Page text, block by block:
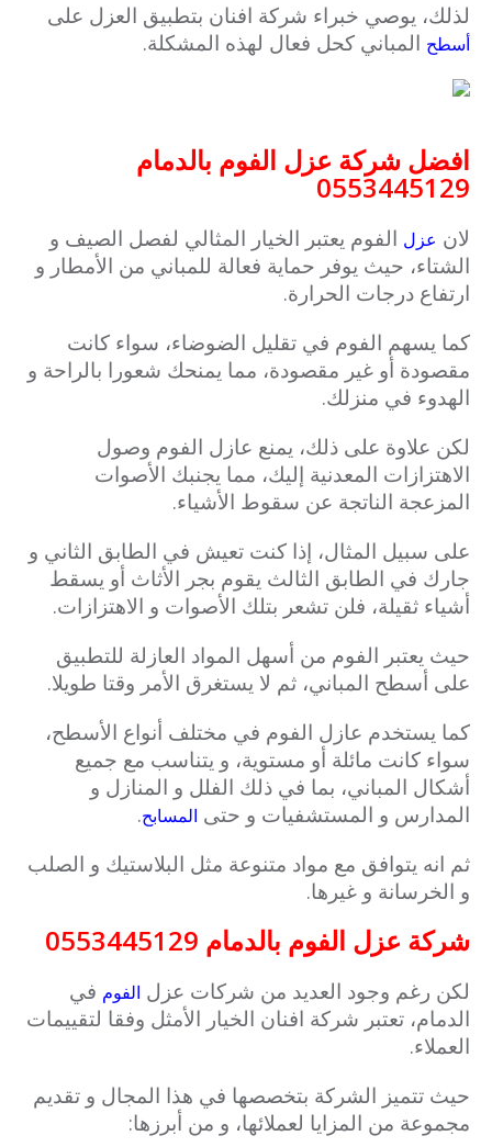
لذلك، يوصي خبراء شركة افنان بتطبيق العزل على
أسطح المباني كحل فعال لهذه المشكلة.
افضل شركة عزل الفوم بالدمام
0553445129
لان عزل الفوم يعتبر الخيار المثالي لفصل الصيف و
الشتاء، حيث يوفر حماية فعالة للمباني من الأمطار و
ارتفاع درجات الحرارة.
كما يسهم الفوم في تقليل الضوضاء، سواء كانت
مقصودة أو غير مقصودة، مما يمنحك شعورا بالراحة و
الهدوء في منزلك.
لكن علاوة على ذلك، يمنع عازل الفوم وصول
الاهتزازات المعدنية إليك، مما يجنبك الأصوات
المزعجة الناتجة عن سقوط الأشياء.
على سبيل المثال، إذا كنت تعيش في الطابق الثاني و
جارك في الطابق الثالث يقوم بجر الأثاث أو يسقط
أشياء ثقيلة، فلن تشعر بتلك الأصوات و الاهتزازات.
حيث يعتبر الفوم من أسهل المواد العازلة للتطبيق
على أسطح المباني، ثم لا يستغرق الأمر وقتا طويلا.
كما يستخدم عازل الفوم في مختلف أنواع الأسطح،
سواء كانت مائلة أو مستوية، و يتناسب مع جميع
أشكال المباني، بما في ذلك الفلل و المنازل و
المدارس و المستشفيات و حتى المسابح.
ثم انه يتوافق مع مواد متنوعة مثل البلاستيك و الصلب
و الخرسانة و غيرها.
شركة عزل الفوم بالدمام 0553445129
لكن رغم وجود العديد من شركات عزل الفوم في
الدمام، تعتبر شركة افنان الخيار الأمثل وفقا لتقييمات
العملاء.
حيث تتميز الشركة بتخصصها في هذا المجال و تقديم
مجموعة من المزايا لعملائها، و من أبرزها: